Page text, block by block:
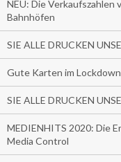
NEU: Die
Bahnhöfen
SIE ALLE DRUCKEN
Gute Karten im Lockdown
SIE ALLE DRUCKEN
MEDIENHITS 2020: Die
Media Control